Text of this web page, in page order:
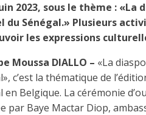
2023, sous le thème :
du Sénégal.» Plusieurs
les expressions
Moussa DIALLO – «La
c’est la thématique de
en Belgi­que. La cérémonie
par Baye Mactar Diop,